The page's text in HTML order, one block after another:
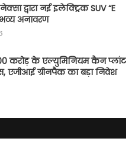
द्वारा नई इलेक्ट्रिक SUV “E
भव्य अनावरण
करोड़ के एल्युमिनियम कैन प्लांट
एजीआई ग्रीनपैक का बड़ा निवेश